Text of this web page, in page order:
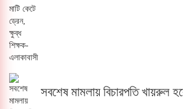
সবশেষ মামলায় বিচারপতি খায়রুল